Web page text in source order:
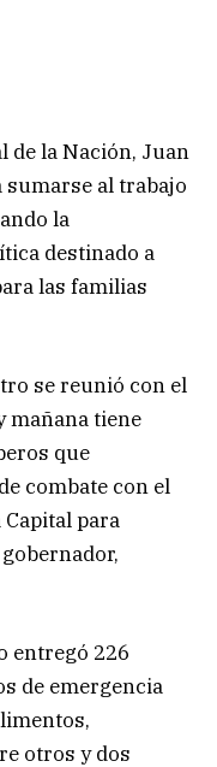
de la Nación, Juan
sumarse al trabajo
la
destinado a
las familias
se reunió con el
mañana tiene
que
combate con el
para
entregó 226
de emergencia
otros y dos